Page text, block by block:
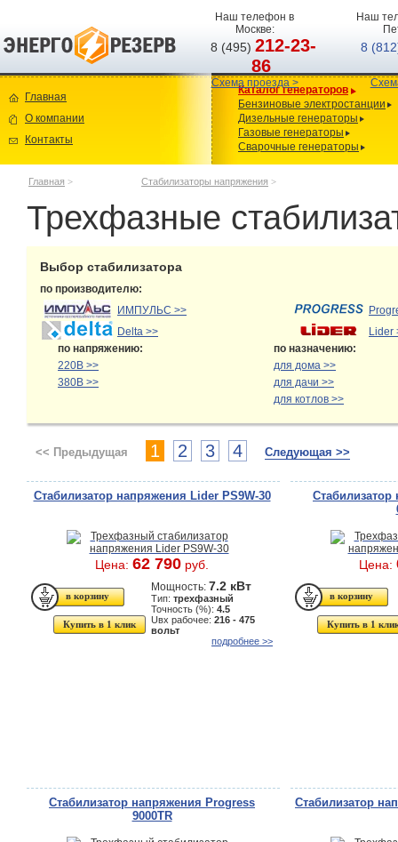
Наш телефон в
Москве:
8 (495)212-23-
86
Схема проезда >
Наш
8
Главная
О компании
Контакты
Каталог генераторов
Бензиновые электростанции
Дизельные генераторы
Газовые генераторы
Сварочные генераторы
Главная > Стабилизаторы напряжения >
Трехфазные
Выбор стабилизатора
по производителю:
ИМПУЛЬС >>
Delta >>
Lider
по напряжению:
220В >>
380В >>
по назначению:
для дома >>
для дачи >>
для котлов >>
<< Предыдущая 1 2 3 4 Следующая >>
Стабилизатор напряжения Lider PS9W-30
Цена: 62 790 руб.
Купить в 1 клик
Мощность: 7.2 кВт
Тип: трехфазный
Точность (%): 4.5
Uвх рабочее: 216 - 475
вольт
подробнее >>
Цена:
Купить в 1
Стабилизатор напряжения Progress
9000TR
Стабилизатор